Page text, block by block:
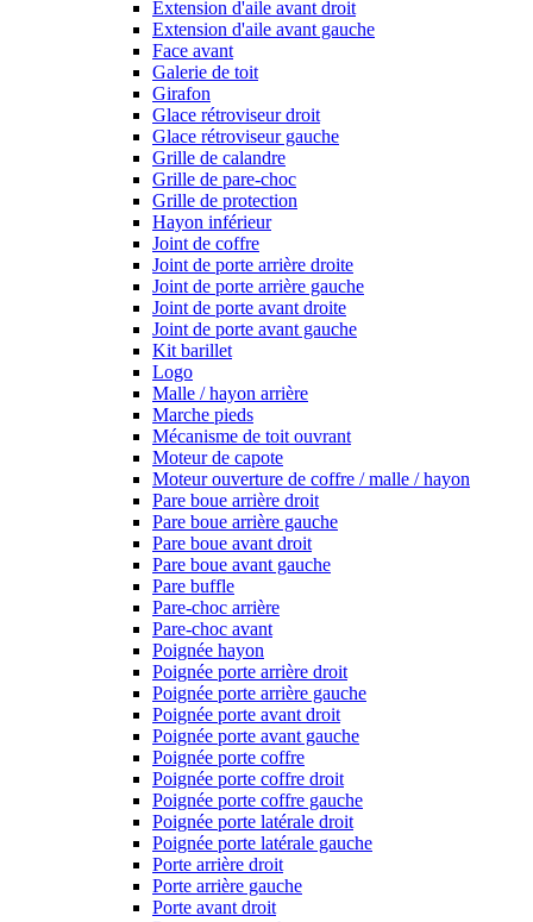
Extension d'aile avant droit
Extension d'aile avant gauche
Face avant
Galerie de toit
Girafon
Glace rétroviseur droit
Glace rétroviseur gauche
Grille de calandre
Grille de pare-choc
Grille de protection
Hayon inférieur
Joint de coffre
Joint de porte arrière droite
Joint de porte arrière gauche
Joint de porte avant droite
Joint de porte avant gauche
Kit barillet
Logo
Malle / hayon arrière
Marche pieds
Mécanisme de toit ouvrant
Moteur de capote
Moteur ouverture de coffre / malle / hayon
Pare boue arrière droit
Pare boue arrière gauche
Pare boue avant droit
Pare boue avant gauche
Pare buffle
Pare-choc arrière
Pare-choc avant
Poignée hayon
Poignée porte arrière droit
Poignée porte arrière gauche
Poignée porte avant droit
Poignée porte avant gauche
Poignée porte coffre
Poignée porte coffre droit
Poignée porte coffre gauche
Poignée porte latérale droit
Poignée porte latérale gauche
Porte arrière droit
Porte arrière gauche
Porte avant droit